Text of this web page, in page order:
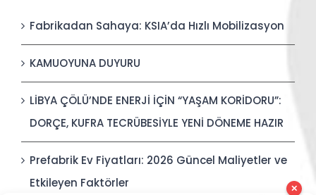
Fabrikadan Sahaya: KSIA’da Hızlı Mobilizasyon
KAMUOYUNA DUYURU
LİBYA ÇÖLÜ’NDE ENERJİ İÇİN “YAŞAM KORİDORU”:
DORÇE, KUFRA TECRÜBESİYLE YENİ DÖNEME HAZIR
Prefabrik Ev Fiyatları: 2026 Güncel Maliyetler ve
Etkileyen Faktörler
✕